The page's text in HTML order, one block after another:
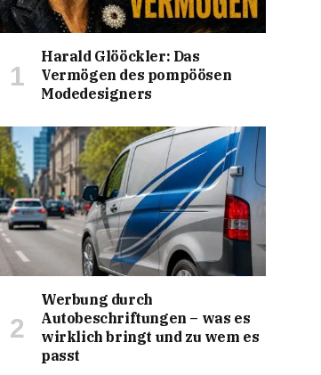
Harald Glööckler: Das
Vermögen des pompöösen
Modedesigners
Werbung durch
Autobeschriftungen – was es
wirklich bringt und zu wem es
passt